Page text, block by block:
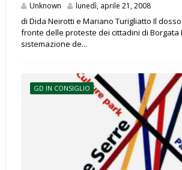
Unknown lunedì, aprile 21, 2008
di Dida Neirotti e Mariano Turigliatto Il
fronte delle proteste dei cittadini di Borgata
sistemazione de...
GD IN CONSIGLIO